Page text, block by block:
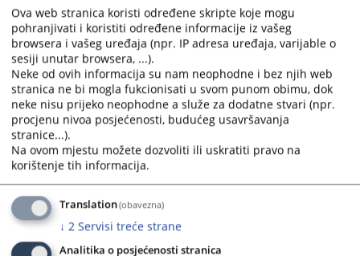
Datum od
Navigate
forward
to
interact
with
the
calendar
and
select
a
date.
Press
Datum do
Navigate
forward
interact
with
the
calendar
Sortiraj po
Napredne stavke
Ova web stranica koristi određene skripte koje mogu
pohranjivati i koristiti određene informacije iz vašeg
browsera i vašeg uređaja (npr. IP adresa uređaja, varijable o
sesiji unutar browsera, ...).
Neke od ovih informacija su nam neophodne i bez njih web
stranica ne bi mogla fukcionisati u svom punom obimu, dok
neke nisu prijeko neophodne a služe za dodatne stvari (npr.
procjenu nivoa posjećenosti, budućeg usavršavanja
stranice...).
Na ovom mjestu možete dozvoliti ili uskratiti pravo na
korištenje tih informacija.
Translation(obavezna)
↓ 2 Servisi treće strane
Analitika o posjećenosti stranica